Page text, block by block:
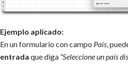
Ejemplo aplicado:
En un formulario con campo País,
entrada que diga “Seleccione un país